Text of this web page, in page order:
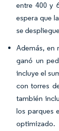
entre 400 y
espera que
se
Además, en
ganó un
incluye el
con torres
también
los parques
optimizado.